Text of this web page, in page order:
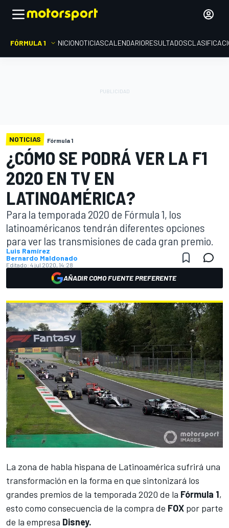
FÓRMULA 1 INICIONOTICIASCALENDARIORESULTADOS
NOTICIAS Fórmula 1
¿CÓMO SE PODRÁ VER LA F1
2020 EN TV EN
LATINOAMÉRICA?
Para la temporada 2020 de Fórmula 1, los
latinoaméricanos tendrán diferentes opciones
para ver las transmisiones de cada gran premio.
Luis Ramírez
Bernardo Maldonado
Editado: 4 jul 2020, 14:28
AÑADIR COMO FUENTE PREFERENTE
La zona de habla hispana de Latinoamérica sufrirá una
transformación en la forma en que sintonizará los
grandes premios de la temporada 2020 de la Fórmula 1,
esto como consecuencia de la compra de FOX por parte
de la empresa Disney.